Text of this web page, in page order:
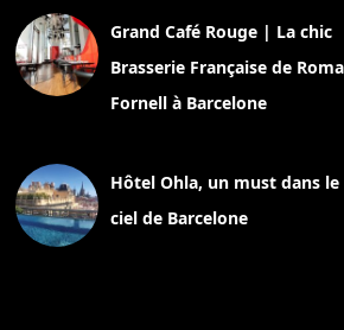
Grand Café Rouge | La chic
Brasserie Française de
Fornell à Barcelone
Hôtel Ohla, un must dans le
ciel de Barcelone